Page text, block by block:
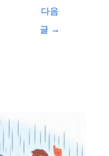
다음
글 →